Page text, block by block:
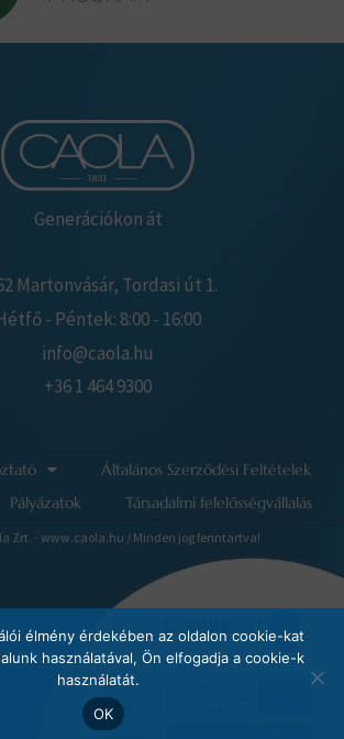
Generációkon át
Martonvásár, Tordasi út 1.
- Péntek: 8:00 - 16:00
info@caola.hu
+36 1 464 9300
Általános Szerződési Feltételek
Pályázatok Társadalmi felelősségvállalás
Zrt. - www.caola.hu / Minden jog fenntartva!
élmény érdekében az oldalon cookie-kat
használatával, Ön elfogadja a cookie-k
használatát.
OK